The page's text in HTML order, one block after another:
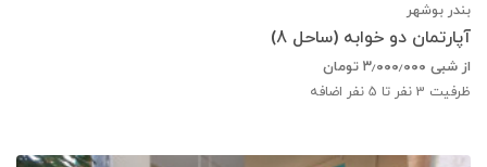
بندر بوشهر
آپارتمان دو خوابه (ساحل 8)
از شبی ۳٫۰۰۰٫۰۰۰ تومان
ظرفیت 3 نفر تا 5 نفر اضافه